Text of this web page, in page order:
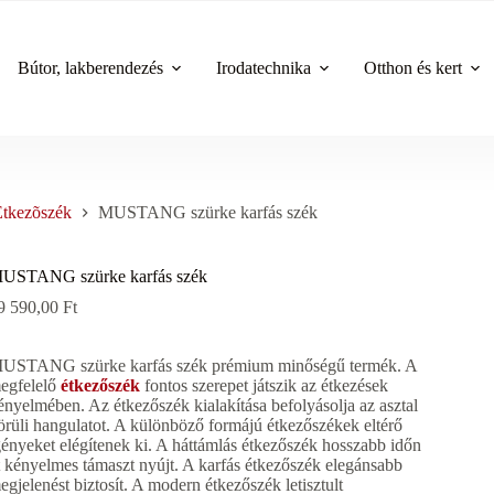
Bútor, lakberendezés Irodatechnika Otthon és kert
MUSTANG szürke karfás szék
szürke karfás szék
590,00Ft
szürke karfás szék prémium minőségű termék. A
étkezőszék fontos szerepet játszik az étkezések
Az étkezőszék kialakítása befolyásolja az asztal
hangulatot. A különböző formájú étkezőszékek eltérő
elégítenek ki. A háttámlás étkezőszék hosszabb időn
kényelmes támaszt nyújt. A karfás étkezőszék elegánsabb
biztosít. A modern étkezőszék letisztult